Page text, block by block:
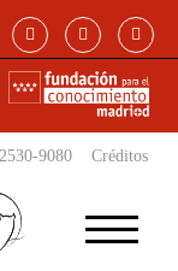
9080 Créditos